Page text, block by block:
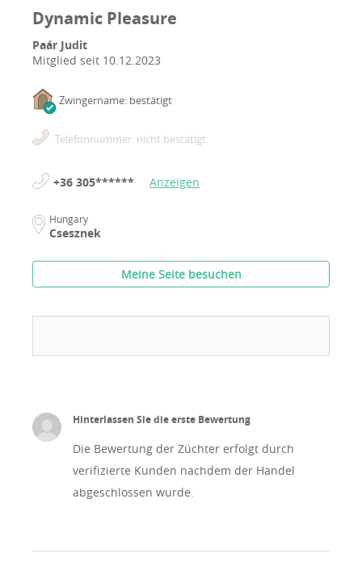
Dynamic Pleasure
Paár Judit
Mitglied seit 10.12.2023
Zwingername: bestätigt
Telefonnummer: nicht bestätigt
+36 305****** Anzeigen
Hungary
Csesznek
Meine Seite besuchen
Hinterlassen Sie die erste Bewertung
Die Bewertung der Züchter erfolgt durch
verifizierte Kunden nachdem der Handel
abgeschlossen wurde.